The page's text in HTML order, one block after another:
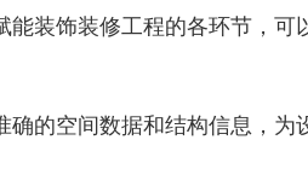
装饰装修工程的各环节，可
的空间数据和结构信息，